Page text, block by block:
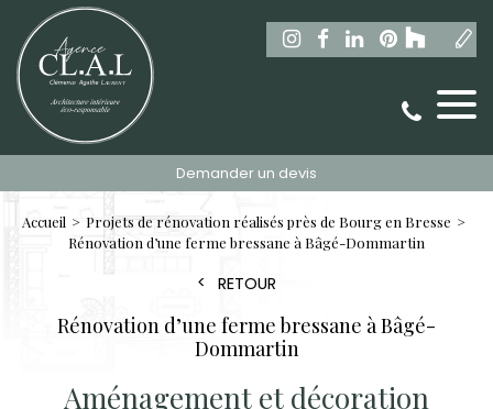
Demander un devis
Accueil
Projets de rénovation réalisés près de Bourg en Bresse
Rénovation d’une ferme bressane à Bâgé-Dommartin
RETOUR
Rénovation d’une ferme bressane à Bâgé-
Dommartin
Aménagement et décoration